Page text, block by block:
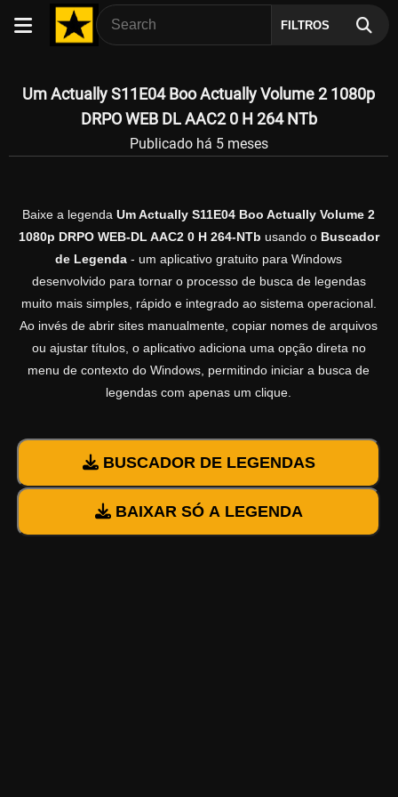
FILTROS
Um Actually S11E04 Boo Actually Volume 2 1080p
DRPO WEB DL AAC2 0 H 264 NTb
Publicado há 5 meses
Baixe a legenda Um Actually S11E04 Boo Actually Volume 2
1080p DRPO WEB-DL AAC2 0 H 264-NTb usando o Buscador
de Legenda - um aplicativo gratuito para Windows
desenvolvido para tornar o processo de busca de legendas
muito mais simples, rápido e integrado ao sistema operacional.
Ao invés de abrir sites manualmente, copiar nomes de arquivos
ou ajustar títulos, o aplicativo adiciona uma opção direta no
menu de contexto do Windows, permitindo iniciar a busca de
legendas com apenas um clique.
BUSCADOR DE LEGENDAS
BAIXAR SÓ A LEGENDA